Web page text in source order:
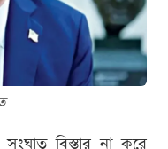
বিস্তার না করে